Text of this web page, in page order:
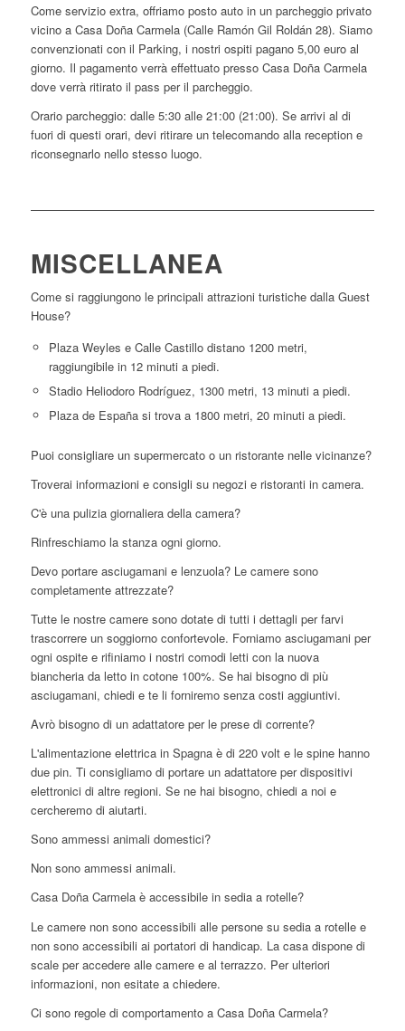
Come servizio extra, offriamo posto auto in un parcheggio privato
vicino a Casa Doña Carmela (Calle Ramón Gil Roldán 28). Siamo
convenzionati con il Parking, i nostri ospiti pagano 5,00 euro al
giorno. Il pagamento verrà effettuato presso Casa Doña Carmela
dove verrà ritirato il pass per il parcheggio.
Orario parcheggio: dalle 5:30 alle 21:00 (21:00). Se arrivi al di
fuori di questi orari, devi ritirare un telecomando alla reception e
riconsegnarlo nello stesso luogo.
MISCELLANEA
Come si raggiungono le principali attrazioni turistiche dalla Guest
House?
Plaza Weyles e Calle Castillo distano 1200 metri,
raggiungibile in 12 minuti a piedi.
Stadio Heliodoro Rodríguez, 1300 metri, 13 minuti a piedi.
Plaza de España si trova a 1800 metri, 20 minuti a piedi.
Puoi consigliare un supermercato o un ristorante nelle vicinanze?
Troverai informazioni e consigli su negozi e ristoranti in camera.
C'è una pulizia giornaliera della camera?
Rinfreschiamo la stanza ogni giorno.
Devo portare asciugamani e lenzuola? Le camere sono
completamente attrezzate?
Tutte le nostre camere sono dotate di tutti i dettagli per farvi
trascorrere un soggiorno confortevole. Forniamo asciugamani per
ogni ospite e rifiniamo i nostri comodi letti con la nuova
biancheria da letto in cotone 100%. Se hai bisogno di più
asciugamani, chiedi e te li forniremo senza costi aggiuntivi.
Avrò bisogno di un adattatore per le prese di corrente?
L'alimentazione elettrica in Spagna è di 220 volt e le spine hanno
due pin. Ti consigliamo di portare un adattatore per dispositivi
elettronici di altre regioni. Se ne hai bisogno, chiedi a noi e
cercheremo di aiutarti.
Sono ammessi animali domestici?
Non sono ammessi animali.
Casa Doña Carmela è accessibile in sedia a rotelle?
Le camere non sono accessibili alle persone su sedia a rotelle e
non sono accessibili ai portatori di handicap. La casa dispone di
scale per accedere alle camere e al terrazzo. Per ulteriori
informazioni, non esitate a chiedere.
Ci sono regole di comportamento a Casa Doña Carmela?